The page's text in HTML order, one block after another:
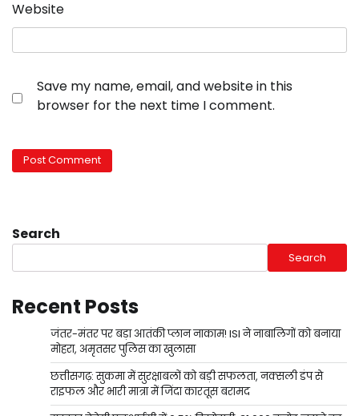
Website
Save my name, email, and website in this
browser for the next time I comment.
Search
Search
Recent Posts
जंतर-मंतर पर बड़ा आतंकी प्लान नाकाम! ISI ने नाबालिगों को बनाया
मोहरा, अमृतसर पुलिस का खुलासा
छत्तीसगढ़: सुकमा में सुरक्षाबलों को बड़ी सफलता, नक्सली डंप से
राइफल और भारी मात्रा में जिंदा कारतूस बरामद